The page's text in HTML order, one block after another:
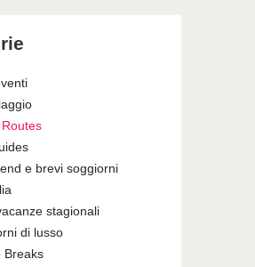
e brevi soggiorni
stagionali
di lusso
Breaks